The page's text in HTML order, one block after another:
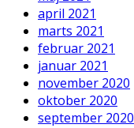
april 2021
marts 2021
februar 2021
januar 2021
november 2020
oktober 2020
september 2020